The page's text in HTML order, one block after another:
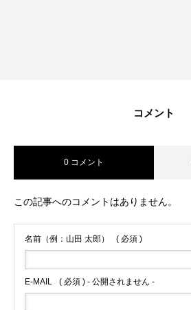
コメント
0 コメント
この記事へのコメントはありません。
名前（例：山田 太郎） ( 必須 )
E-MAIL ( 必須 ) - 公開されません -